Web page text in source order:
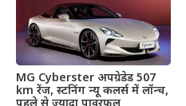
MG Cyberster अपग्रेडेड 507
km रेंज, स्टनिंग न्यू कलर्स में लॉन्च,